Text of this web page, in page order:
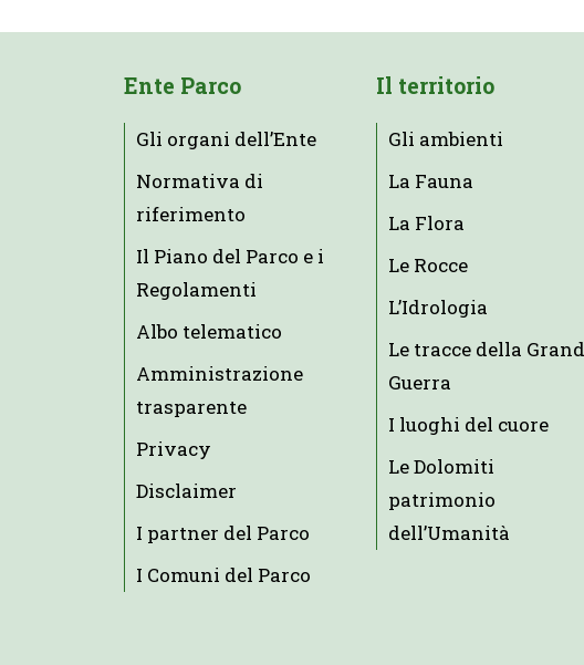
Ente Parco
Gli organi dell’Ente
Normativa di
riferimento
Il Piano del Parco e i
Regolamenti
Albo telematico
Amministrazione
trasparente
Privacy
Disclaimer
I partner del Parco
I Comuni del Parco
Il territorio
Gli ambienti
La Fauna
La Flora
Le Rocce
L’Idrologia
Le tracce della
Guerra
I luoghi del cuore
Le Dolomiti
patrimonio
dell’Umanità